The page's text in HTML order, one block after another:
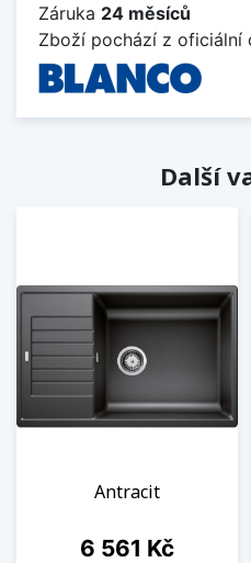
Záruka 24 měsíců
Zboží pochází z oficiální
Další
Antracit
Cena
6 561 Kč